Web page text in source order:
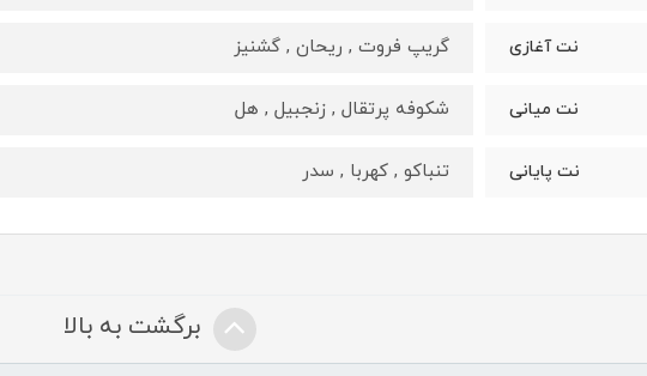
نت آغازی گریپ فروت , ریحان , گشنیز
نت میانی شکوفه پرتقال , زنجبیل , هل
نت پایانی تنباکو , کهربا , سدر
برگشت به بالا